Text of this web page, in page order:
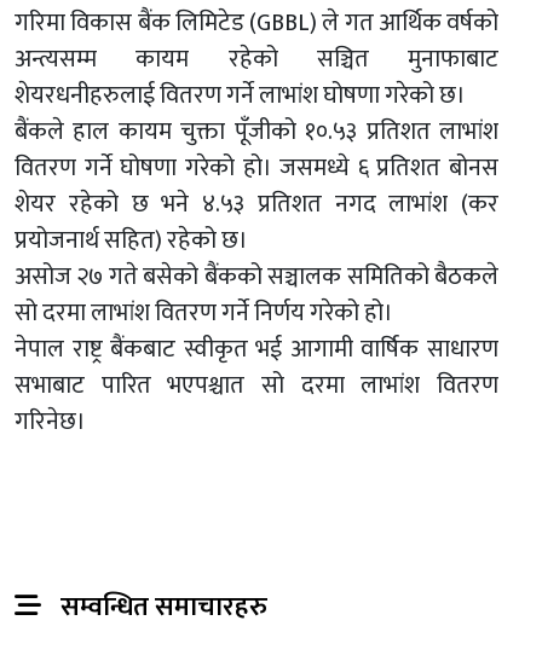
गरिमा विकास बैंक लिमिटेड (GBBL) ले गत आर्थिक वर्षको
अन्त्यसम्म कायम रहेको सञ्चित मुनाफाबाट
शेयरधनीहरुलाई वितरण गर्ने लाभांश घोषणा गरेको छ।
बैंकले हाल कायम चुक्ता पूँजीको १०.५३ प्रतिशत लाभांश
वितरण गर्ने घोषणा गरेको हो। जसमध्ये ६ प्रतिशत बोनस
शेयर रहेको छ भने ४.५३ प्रतिशत नगद लाभांश (कर
प्रयोजनार्थ सहित) रहेको छ।
असोज २७ गते बसेको बैंकको सञ्चालक समितिको बैठकले
सो दरमा लाभांश वितरण गर्ने निर्णय गरेको हो।
नेपाल राष्ट्र बैंकबाट स्वीकृत भई आगामी वार्षिक साधारण
सभाबाट पारित भएपश्चात सो दरमा लाभांश वितरण
गरिनेछ।
सम्वन्धित समाचारहरु